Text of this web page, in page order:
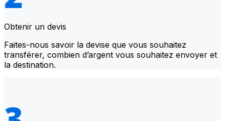
Obtenir un devis
Faites-nous savoir la devise que vous souhaitez
transférer, combien d’argent vous souhaitez envoyer et
la destination.